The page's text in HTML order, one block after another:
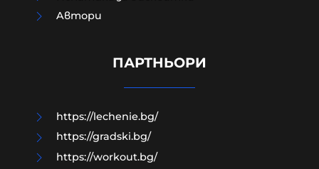
В Прищина свалиха украинското
изказване Зеленски в Белград
Aвтори
ПАРТНЬОРИ
https://lechenie.bg/
https://gradski.bg/
https://workout.bg/